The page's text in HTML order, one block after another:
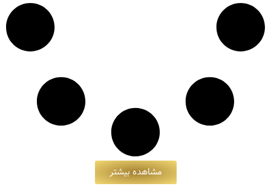
مشاهده بیشتر